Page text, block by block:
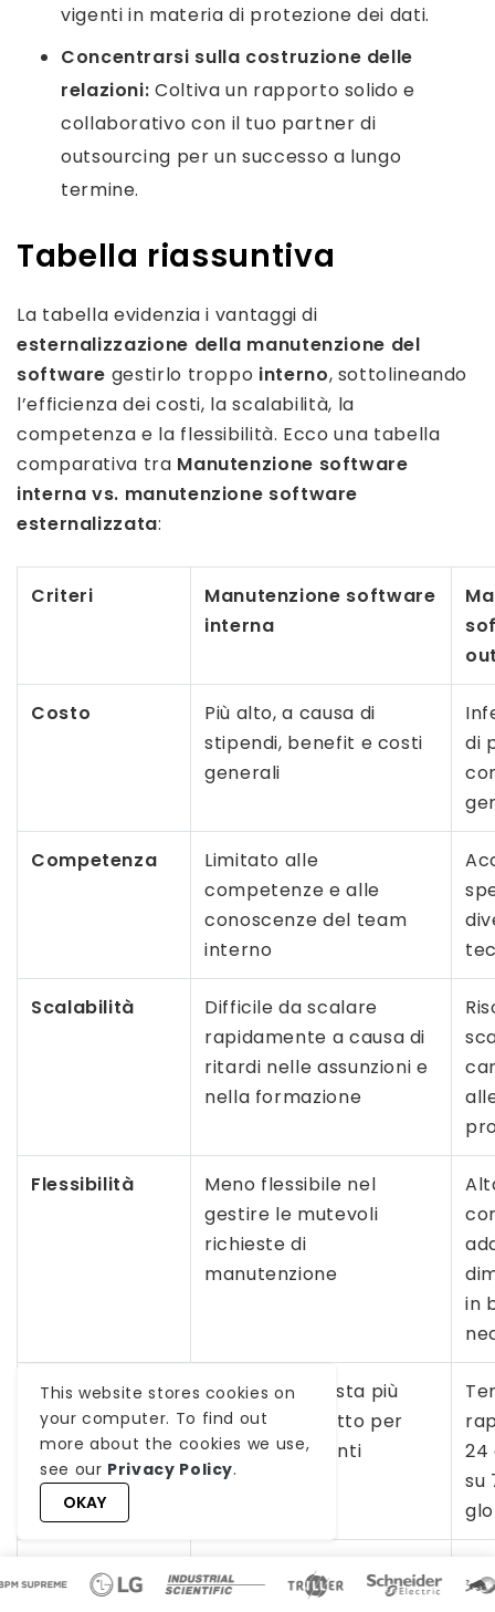
vigenti in materia di protezione dei dati.
Concentrarsi sulla costruzione delle
relazioni:Coltiva un rapporto solido e
collaborativo con il tuo partner di
outsourcing per un successo a lungo
termine.
Tabella riassuntiva
La tabella evidenzia i vantaggi di
esternalizzazione della manutenzione del
software gestirlo troppo interno, sottolineando
l’efficienza dei costi, la scalabilità, la
competenza e la flessibilità. Ecco una tabella
comparativa tra Manutenzione software
interna vs. manutenzione software
esternalizzata:
Criteri
Manutenzione software
interna
Costo
Più alto, a causa di
stipendi, benefit e costi
generali
di
Competenza
Limitato alle
competenze e alle
conoscenze del team
interno
Scalabilità
Difficile da scalare
rapidamente a causa di
ritardi nelle assunzioni e
nella formazione
Flessibilità
Meno flessibile nel
gestire le mutevoli
richieste di
manutenzione
in
Velocità di
risposta
Tempi di risposta più
lenti, soprattutto per
problemi urgenti
24
su
Sicurezza
Controllo completo sui
protocolli di sicurezza e
This website stores cookies on
your computer. To find out
more about the cookies we use,
see our Privacy Policy.
OKAY